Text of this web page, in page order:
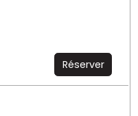
Réserver